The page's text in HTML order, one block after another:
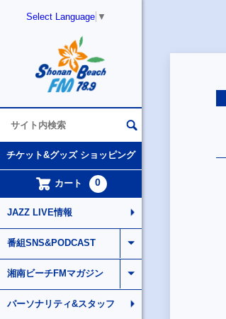
Select Language ▼
チケット&グッズ ショッピング
カート 0
JAZZ LIVE情報
番組SNS&PODCAST
湘南ビーチFMマガジン
パーソナリティ&スタッフ